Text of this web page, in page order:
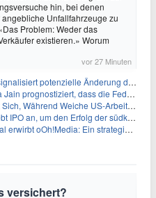
hin, bei denen
angebliche Unfallfahrzeuge zu
Problem: Weder das
existieren.» Worum
vor 27 Minuten
Änderung der Zinspolitik angesichts von Inflationsbedenken
die Fed die Zinssätze nach dem Arbeitsmarktbericht stabil halten wird
Weiche US-Arbeitsmarktdaten Zinsängste Lindern
Erfolg der südkoreanischen Unterhaltungsindustrie nachzuahmen
Ein strategischer Schritt in der Außenwerbung
versichert?